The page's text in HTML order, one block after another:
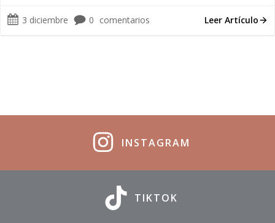
3 diciembre 0 comentarios Leer Artículo
INSTAGRAM
TIKTOK